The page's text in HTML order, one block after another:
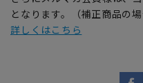
となります。（補正商品の場
詳しくはこちら